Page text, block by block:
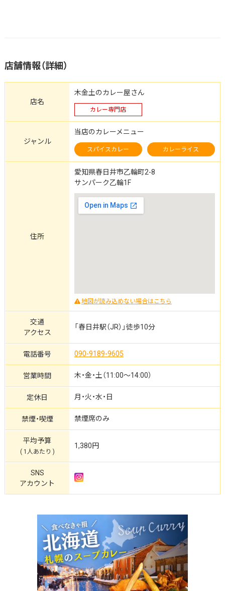
店舗情報（詳細）
店名
木金土のカレー屋さん
カレー専門店
ジャンル
当店のカレーメニュー
スパイスカレー カレーライス
住所
愛知県春日井市乙輪町2-8
サンパーク乙輪1F
地図が読み込めない場合はこちら
交通
アクセス
「春日井駅（JR）」徒歩10分
電話番号 090-9189-9605
営業時間 木・金・土（11:00～14:00）
定休日 月・火・水・日
禁煙・喫煙 禁煙席のみ
平均予算
( 1人あたり )
1,380円
SNS
アカウント